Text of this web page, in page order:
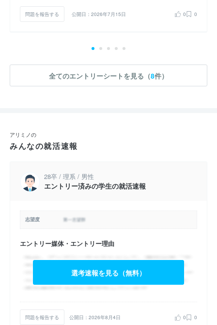
問題を報告する 公開日：2026年7月15日 0 0
全てのエントリーシートを見る（8件）
アリミノの
みんなの就活速報
28卒 / 理系 / 男性
エントリー済みの学生の就活速報
志望度
エントリー媒体・エントリー理由
選考速報を見る（無料）
問題を報告する 公開日：2026年8月4日 0 0